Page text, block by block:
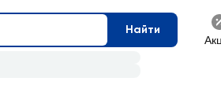
Найти